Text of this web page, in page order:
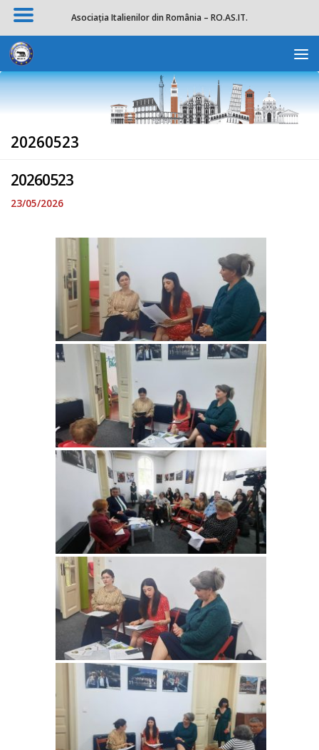
Skip to content
20260523
20260523
23/05/2026
Asociația Italienilor din România – RO.AS.IT.